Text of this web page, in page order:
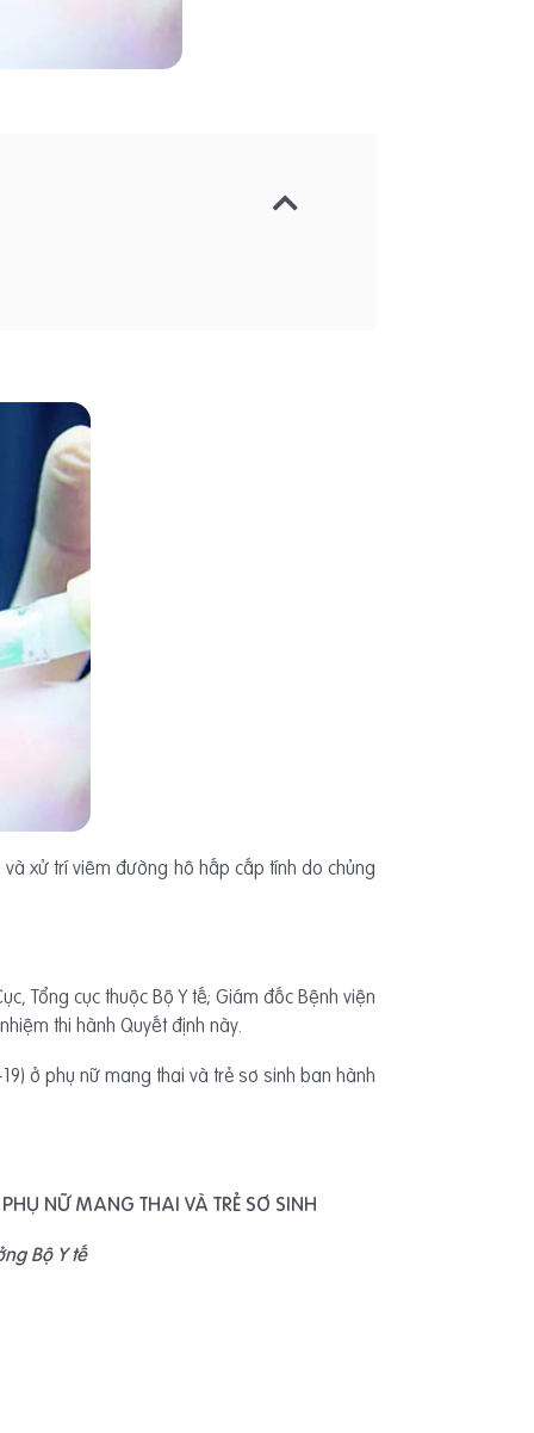
xử trí viêm đường hô hấp cấp tính do chủng
Tổng cục thuộc Bộ Y tế; Giám đốc Bệnh viện
thi hành Quyết định này.
ở phụ nữ mang thai và trẻ sơ sinh ban hành
NỮ MANG THAI VÀ TRẺ SƠ SINH
Bộ Y tế